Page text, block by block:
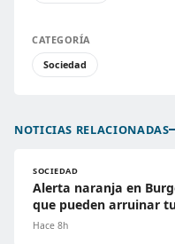
CATEGORÍA
Sociedad
NOTICIAS RELACIONADAS
SOCIEDAD
Alerta naranja en
que pueden arruinar
Hace 8h